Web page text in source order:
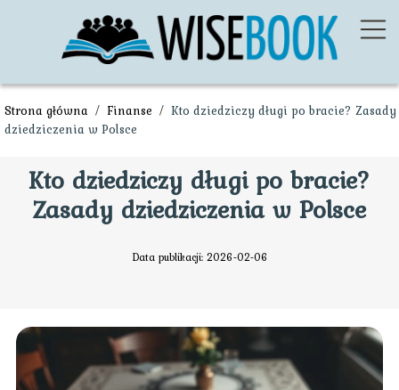
Strona główna / Finanse / Kto dziedziczy długi po bracie? Zasady
dziedziczenia w Polsce
Kto dziedziczy długi po bracie?
Zasady dziedziczenia w Polsce
Data publikacji: 2026-02-06